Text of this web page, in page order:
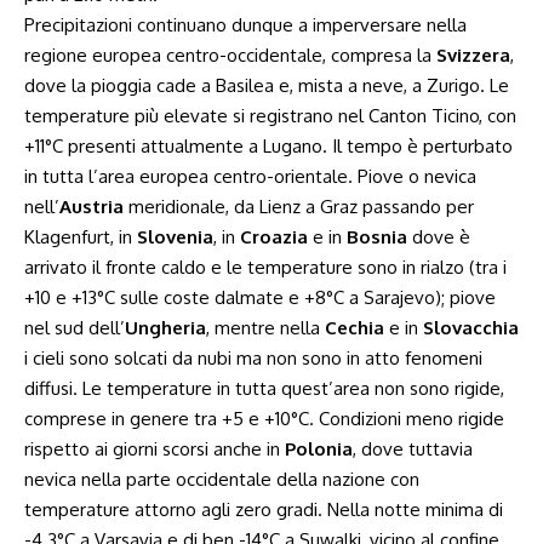
Precipitazioni continuano dunque a imperversare nella
regione europea centro-occidentale, compresa la Svizzera,
dove la pioggia cade a Basilea e, mista a neve, a Zurigo. Le
temperature più elevate si registrano nel Canton Ticino, con
+11°C presenti attualmente a Lugano. Il tempo è perturbato
in tutta l’area europea centro-orientale. Piove o nevica
nell’Austria meridionale, da Lienz a Graz passando per
Klagenfurt, in Slovenia, in Croazia e in Bosnia dove è
arrivato il fronte caldo e le temperature sono in rialzo (tra i
+10 e +13°C sulle coste dalmate e +8°C a Sarajevo); piove
nel sud dell’Ungheria, mentre nella Cechia e in Slovacchia
i cieli sono solcati da nubi ma non sono in atto fenomeni
diffusi. Le temperature in tutta quest’area non sono rigide,
comprese in genere tra +5 e +10°C. Condizioni meno rigide
rispetto ai giorni scorsi anche in Polonia, dove tuttavia
nevica nella parte occidentale della nazione con
temperature attorno agli zero gradi. Nella notte minima di